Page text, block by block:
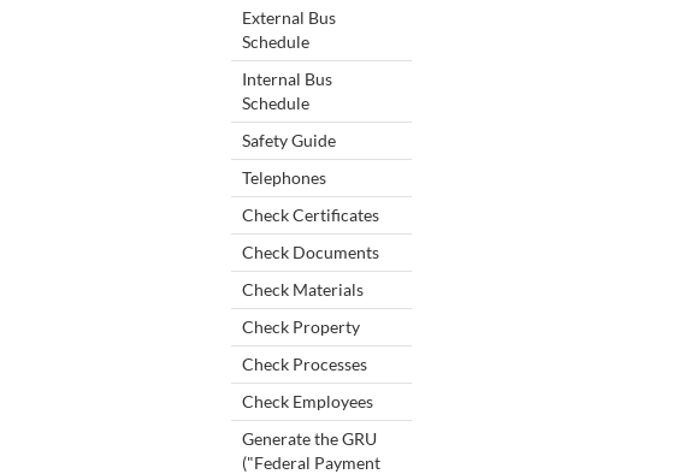
External Bus
Schedule
Internal Bus
Schedule
Safety Guide
Telephones
Check Certificates
Check Documents
Check Materials
Check Property
Check Processes
Check Employees
Generate the GRU
("Federal Payment